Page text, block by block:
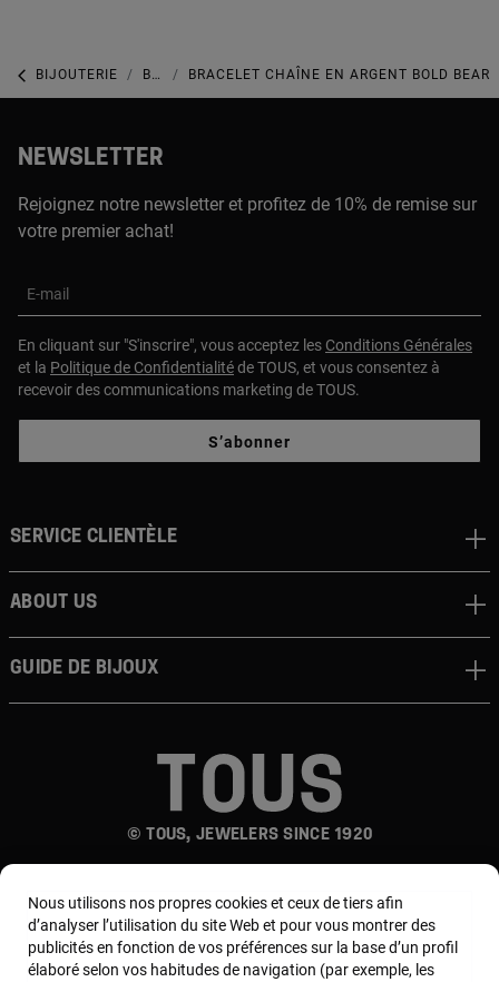
BIJOUTERIE BIJOUX EN ARGENT 925 BRACELET CHAÎNE EN ARGENT BOLD BEAR
NEWSLETTER
Rejoignez notre newsletter et profitez de 10% de remise sur
votre premier achat!
E-mail
En cliquant sur "S'inscrire", vous acceptez les Conditions Générales
et la Politique de Confidentialitéde TOUS, et vous consentez à
recevoir des communications marketing de TOUS.
S’abonner
© TOUS, JEWELERS SINCE 1920
Service clientèle
About us
Guide de bijoux
Nous utilisons nos propres cookies et ceux de tiers afin
d’analyser l’utilisation du site Web et pour vous montrer des
publicités en fonction de vos préférences sur la base d’un profil
élaboré selon vos habitudes de navigation (par exemple, les